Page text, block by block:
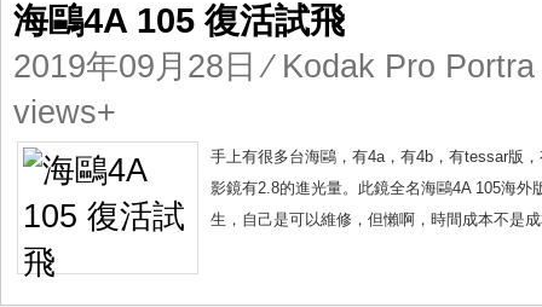
海鷗4A 105 復活試飛
2019年09月28日 ⁄ Kodak Pro
views+
手上有很多台海鷗，有4a，有4b，有tessar版
影鏡有2.8的進光量。此鏡全名海鷗4A 105海
生，自己是可以維修，但懶啊，時間成本不是